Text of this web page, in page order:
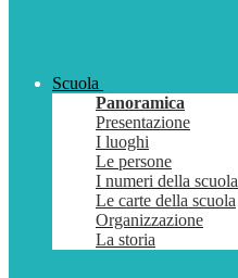
Scuola
Panoramica
Presentazione
I luoghi
Le persone
I numeri della scuola
Le carte della scuola
Organizzazione
La storia